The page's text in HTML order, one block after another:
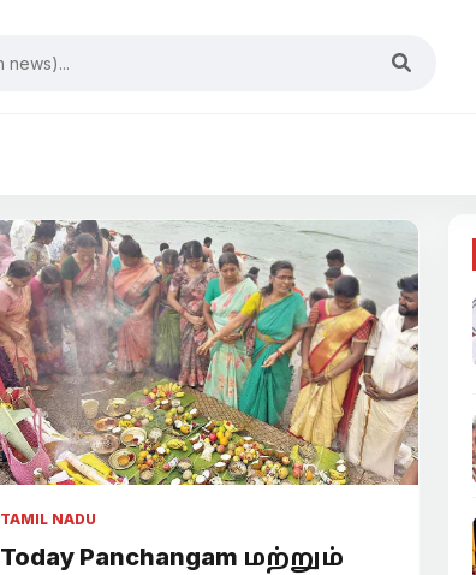
TAMIL NADU
Today Panchangam மற்றும்